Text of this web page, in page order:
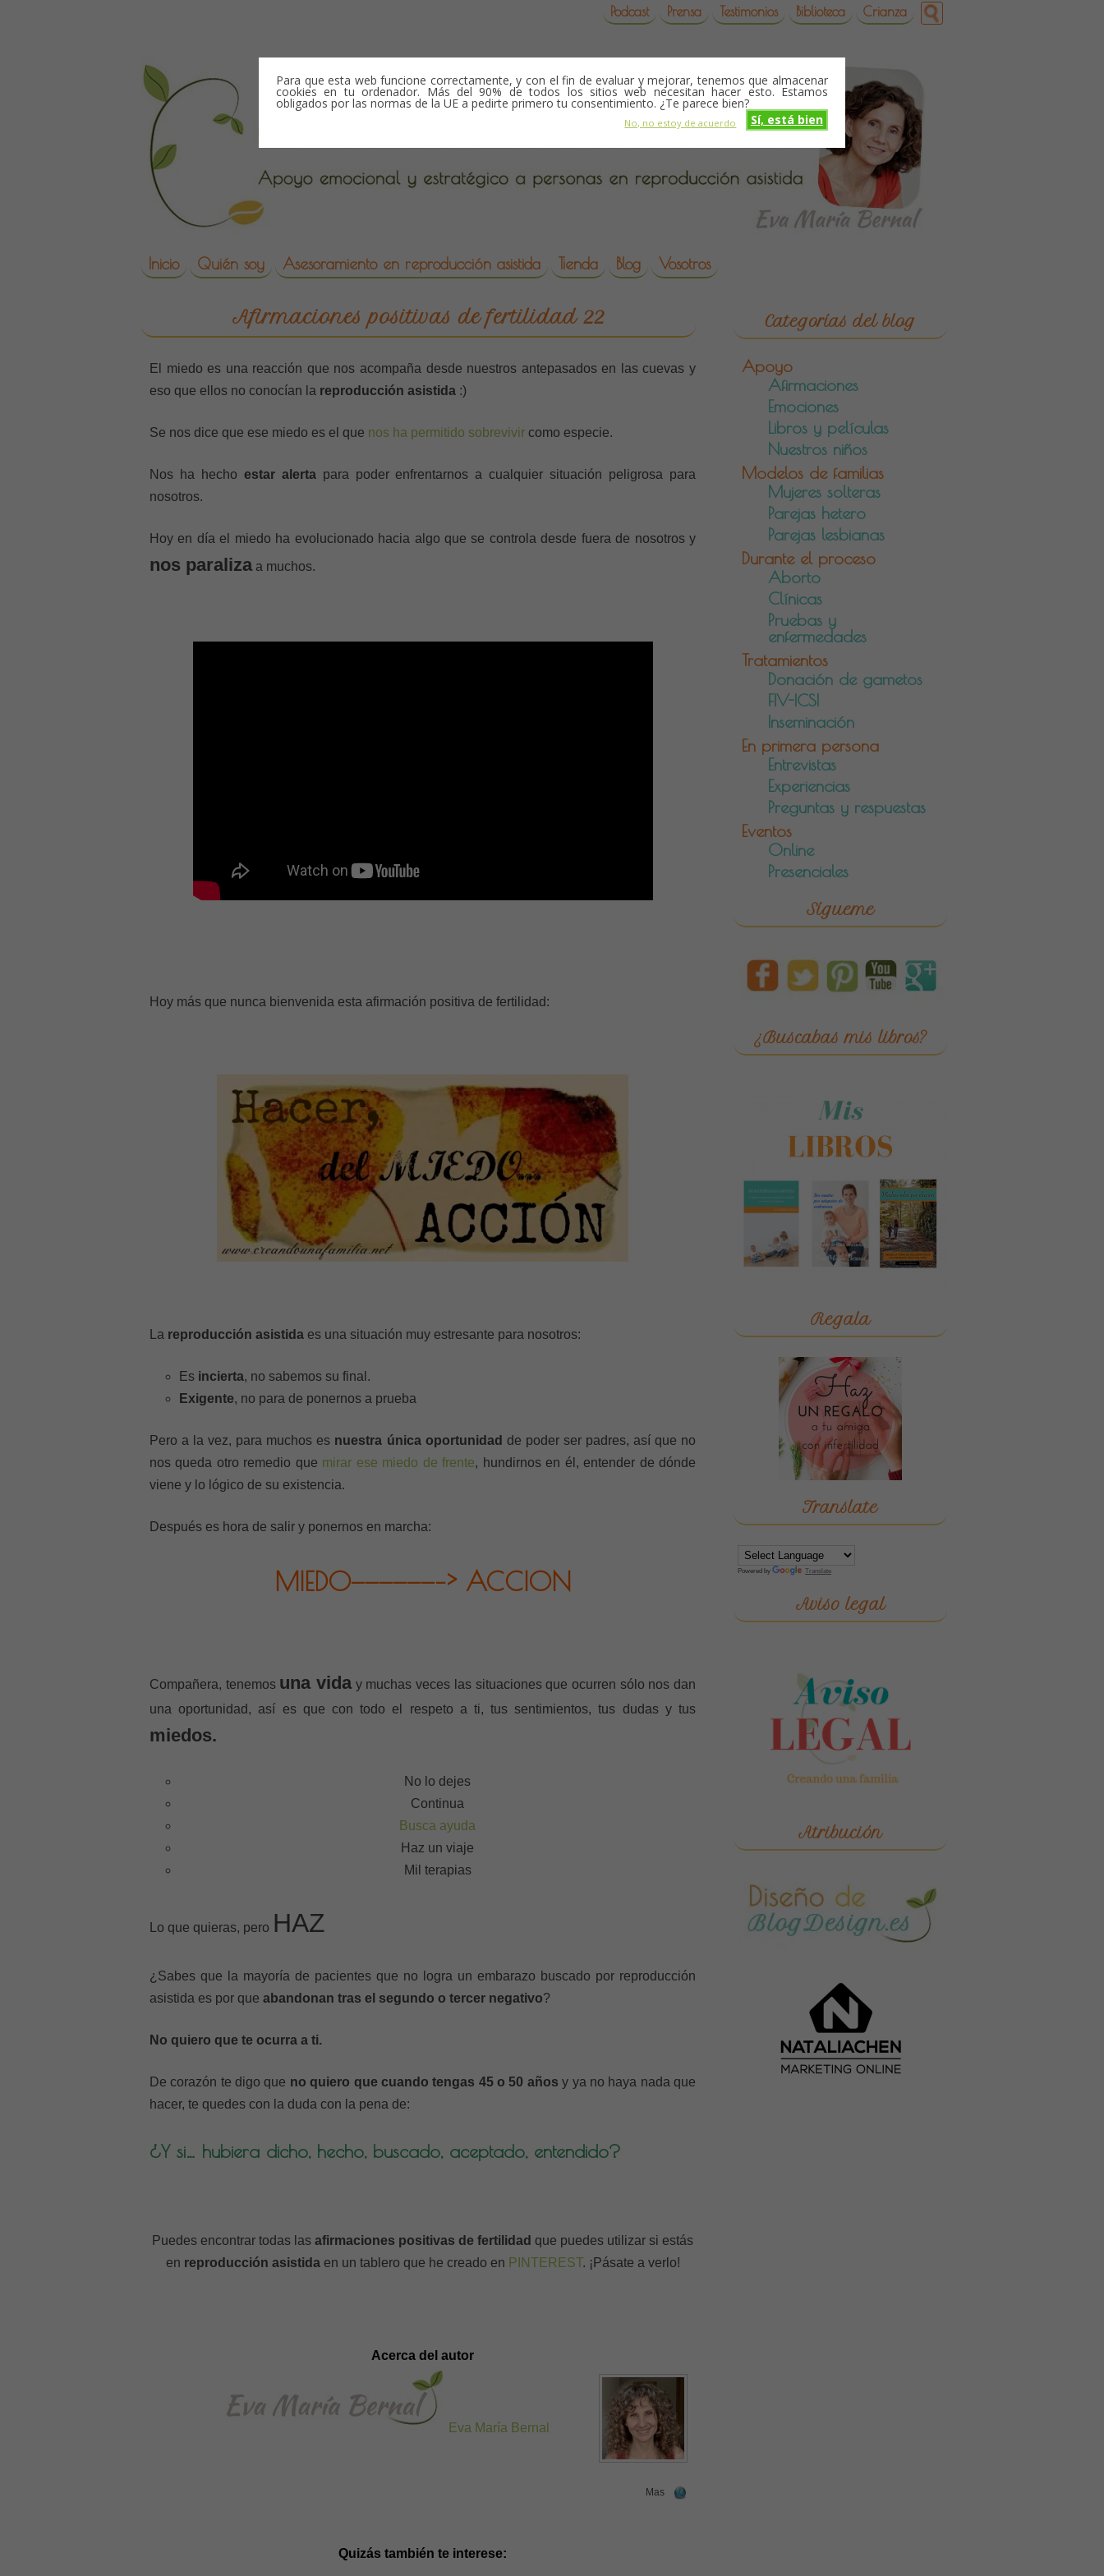
Para que esta web funcione correctamente, y con el fin de evaluar y mejorar, tenemos que almacenar
cookies en tu ordenador. Más del 90% de todos los sitios web necesitan hacer esto. Estamos
obligados por las normas de la UE a pedirte primero tu consentimiento. ¿Te parece bien?
Sí, está bien
No, no estoy de acuerdo
Podcast Prensa Testimonios Biblioteca Crianza
reproduccion asistida
Skip to content
Inicio Quién soy Asesoramiento en reproducción asistida Tienda Blog Vosotros
Afirmaciones positivas de fertilidad 22
El miedo es una reacción que nos acompaña desde nuestros antepasados en las cuevas y
eso que ellos no conocían la reproducción asistida :)
Se nos dice que ese miedo es el que nos ha permitido sobrevivir como especie.
Nos ha hecho estar alertapara poder enfrentarnos a cualquier situación peligrosa para
nosotros.
Hoy en día el miedo ha evolucionado hacia algo que se controla desde fuera de nosotros y
nos paralizaa muchos.
Hoy más que nunca bienvenida esta afirmación positiva de fertilidad:
La reproducción asistida es una situación muy estresante para nosotros:
Es incierta, no sabemos su final.
Exigente, no para de ponernos a prueba
Pero a la vez, para muchos es nuestra única oportunidad de poder ser padres, así que no
nos queda otro remedio que mirar ese miedo de frente, hundirnos en él, entender de dónde
viene y lo lógico de su existencia.
Después es hora de salir y ponernos en marcha:
MIEDO——————–> ACCION
Compañera, tenemos una viday muchas veces las situaciones que ocurren sólo nos dan
una oportunidad, así es que con todo el respeto a ti, tus sentimientos, tus dudas y tus
miedos.
No lo dejes
Continua
Busca ayuda
Haz un viaje
Mil terapias
Lo que quieras, pero HAZ
¿Sabes que la mayoría de pacientes que no logra un embarazo buscado por reproducción
asistida es por que abandonan tras el segundo o tercer negativo?
No quiero que te ocurra a ti.
De corazón te digo que no quiero que cuando tengas 45 o 50 años y ya no haya nada que
hacer, te quedes con la duda con la pena de:
¿Y si… hubiera dicho, hecho, buscado, aceptado, entendido?
Puedes encontrar todas las afirmaciones positivas de fertilidad que puedes utilizar si estás
en reproducción asistidaen un tablero que he creado en PINTEREST. ¡Pásate a verlo!
Acerca del autor
Eva María Bernal
Mas
Quizás también te interese:
Categorías del blog
Apoyo
Afirmaciones
Emociones
Libros y películas
Nuestros niños
Modelos de familias
Mujeres solteras
Parejas hetero
Parejas lesbianas
Durante el proceso
Aborto
Clínicas
Pruebas y
enfermedades
Tratamientos
Donación de gametos
FIV-ICSI
Inseminación
En primera persona
Entrevistas
Experiencias
Preguntas y respuestas
Eventos
Online
Presenciales
Sígueme
¿Buscabas mis libros?
Regala
Translate
Powered by Translate
Aviso legal
Atribución